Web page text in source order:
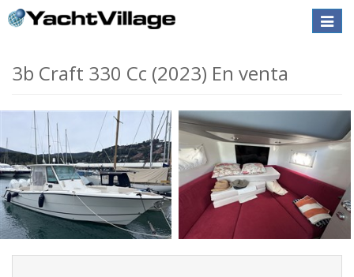
Toggle
3b Craft 330 Cc (2023) En venta